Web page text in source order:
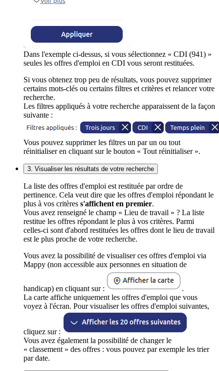
Dans l'exemple ci-dessus, si vous sélectionnez « CDI (941) »
seules les offres d'emploi en CDI vous seront restituées.
Si vous obtenez trop peu de résultats, vous pouvez supprimer
certains mots-clés ou certains filtres et critères et relancer votre
recherche.
Les filtres appliqués à votre recherche apparaissent de la façon
suivante :
Vous pouvez supprimer les filtres un par un ou tout
réinitialiser en cliquant sur le bouton « Tout réinitialiser ».
3. Visualiser les résultats de votre recherche
La liste des offres d'emploi est restituée par ordre de
pertinence. Cela veut dire que les offres d'emploi répondant le
plus à vos critères s'affichent en premier.
Vous avez renseigné le champ « Lieu de travail » ? La liste
restitue les offres répondant le plus à vos critères. Parmi
celles-ci sont d'abord restituées les offres dont le lieu de travail
est le plus proche de votre recherche.
Vous avez la possibilité de visualiser ces offres d'emploi via
Mappy (non accessible aux personnes en situation de
handicap) en cliquant sur :
.
La carte affiche uniquement les offres d'emploi que vous
voyez à l'écran. Pour visualiser les offres d'emploi suivantes,
cliquez sur :
Vous avez également la possibilité de changer le
« classement » des offres : vous pouvez par exemple les trier
par date.